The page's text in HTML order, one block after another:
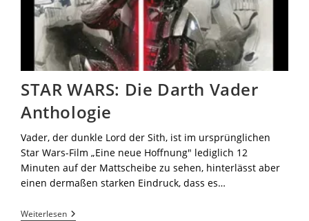
STAR WARS: Die Darth Vader
Anthologie
Vader, der dunkle Lord der Sith, ist im ursprünglichen
Star Wars-Film „Eine neue Hoffnung" lediglich 12
Minuten auf der Mattscheibe zu sehen, hinterlässt aber
einen dermaßen starken Eindruck, dass es…
Weiterlesen